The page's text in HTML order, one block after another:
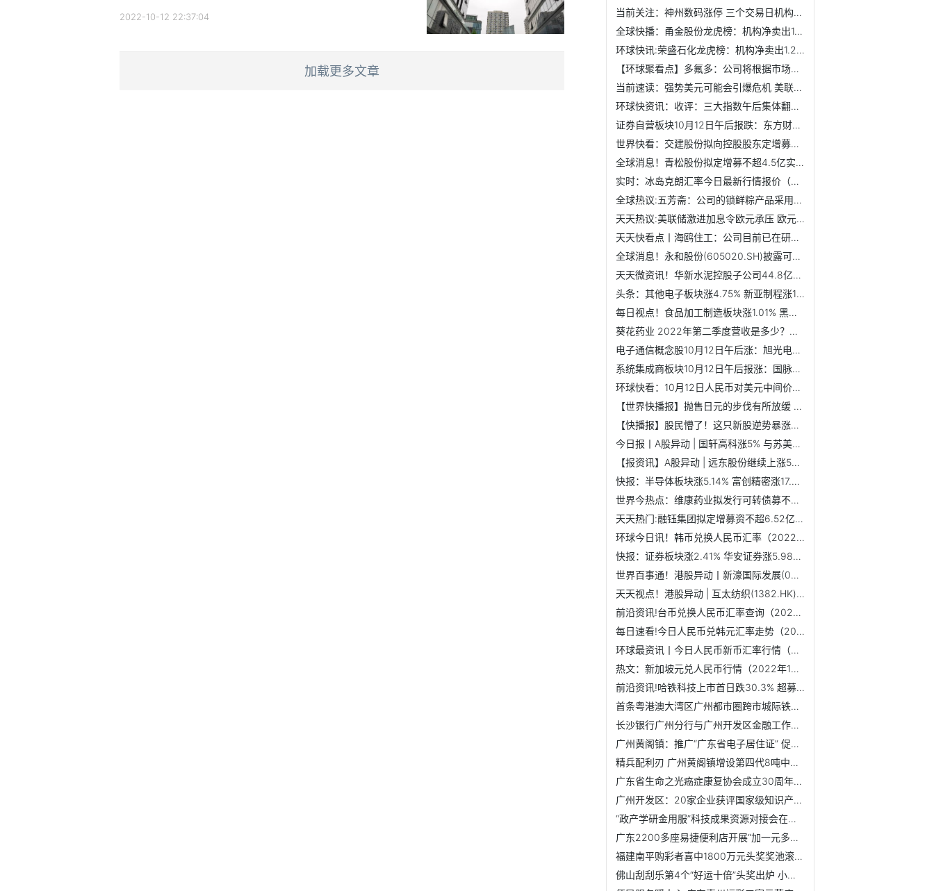
2022-10-12 22:37:04
加载更多文章
当前关注：神州数码涨停 三个交易日机构净买入1.16亿元
全球快播：甬金股份龙虎榜：机构净卖出1.32亿元
环球快讯:荣盛石化龙虎榜：机构净卖出1.25亿元
【环球聚看点】多氟多：公司将根据市场客户需求制定生产计划
当前速读：强势美元可能会引爆危机 美联储是否会转向
环球快资讯：收评：三大指数午后集体翻红 沪指重回3000点
证券自营板块10月12日午后报跌：东方财富领跌 光大证券、红...
世界快看：交建股份拟向控股股东定增募不超11亿元 股价跌1.2%
全球消息！青松股份拟定增募不超4.5亿实控人变更 股价涨14.4%
实时：冰岛克朗汇率今日最新行情报价（2022年10月12日）
全球热议:五芳斋：公司的锁鲜粽产品采用独特的锁鲜工艺，近期...
天天热议:美联储激进加息令欧元承压 欧元区经济前景更加悲观
天天快看点丨海鸥住工：公司目前已在研发石墨烯智暖岩板的相...
全球消息！永和股份(605020.SH)披露可转债中签结果：中签号码...
天天微资讯！华新水泥控股子公司44.8亿买石灰岩矿采矿权 AH股均跌
头条：其他电子板块涨4.75% 新亚制程涨10.08%居首
每日视点！食品加工制造板块涨1.01% 黑芝麻涨10.07%居首
葵花药业 2022年第二季度营收是多少？葵花药业7日内股价上涨5.87%
电子通信概念股10月12日午后涨：旭光电子领涨 奥佳华、汉缆...
系统集成商板块10月12日午后报涨：国脉科技领涨 英飞拓、武...
环球快看：10月12日人民币对美元中间价报7.1103 下调28个基点
【世界快播报】抛售日元的步伐有所放缓 美元/日元近期走势非极端
【快播报】股民懵了！这只新股逆势暴涨30%，中一签赚4600多！
今日报丨A股异动 | 国轩高科涨5% 与苏美达将在储能等领域...
【报资讯】A股异动 | 远东股份继续上涨5% 前9月订单同比大幅增加
快报：半导体板块涨5.14% 富创精密涨17.79%居首
世界今热点：维康药业拟发行可转债募不超6.8亿 2年前上市募8.3亿
天天热门:融钰集团拟定增募资不超6.52亿元 股价涨6.94%
环球今日讯！韩币兑换人民币汇率（2022年10月12日）
快报：证券板块涨2.41% 华安证券涨5.98%居首
世界百事通！港股异动丨新濠国际发展(0200.HK)跌4.5% 遭机构...
天天视点！港股异动 | 互太纺织(1382.HK)涨4.8% 连续两天回购股份
前沿资讯!台币兑换人民币汇率查询（2022年10月12日）
每日速看!今日人民币兑韩元汇率走势（2022年10月12日）
环球最资讯丨今日人民币新币汇率行情（2022年10月12日）
热文：新加坡元兑人民币行情（2022年10月12日）
前沿资讯!哈铁科技上市首日跌30.3% 超募8.68亿元国泰君安保荐
首条粤港澳大湾区广州都市圈跨市城际铁路广佛环线动工
长沙银行广州分行与广州开发区金融工作局签署战略合作协议
广州黄阁镇：推广“广东省电子居住证” 促进便民服务落实处
精兵配利刃 广州黄阁镇增设第四代8吨中型泡沫消防车
广东省生命之光癌症康复协会成立30周年系列庆祝活动举行
广州开发区：20家企业获评国家级知识产权示范企业
“政产学研金用服”科技成果资源对接会在广州举办
广东2200多座易捷便利店开展“加一元多一件”活动
福建南平购彩者喜中1800万元头奖奖池滚存上涨至8.76亿元
佛山刮刮乐第4个“好运十倍”头奖出炉 小陆火速兑走40万元大奖